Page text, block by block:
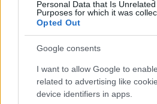
Personal Data that Is
Purposes for which it was
Opted Out
Google consents
I want to allow Google to
related to advertising like
device identifiers in apps.
Freestyle navdušuje s poletno
prilagojenimi cenami koles